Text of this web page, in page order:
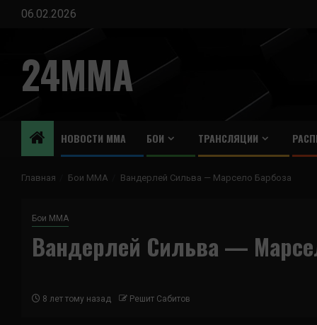
Перейти
содержимому
06.02.2026
24MMA
НОВОСТИ ММА БОИ ТРАНСЛЯЦИИ
Главная Бои ММА Вандерлей Сильва — Марсело Барбоза
Бои ММА
Вандерлей Сильва —
8 лет тому назад Решит Сабитов